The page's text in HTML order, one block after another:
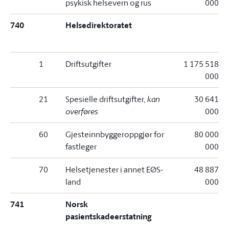
psykisk helsevern og rus
000
740 Helsedirektoratet
1 Driftsutgifter
1 175 518
000
21 Spesielle driftsutgifter, kan
overføres
30 641
000
60
Gjesteinnbyggeroppgjør for
fastleger
80 000
000
70
Helsetjenester i annet EØS-
land
48 887
000
741
Norsk
pasientskadeerstatning